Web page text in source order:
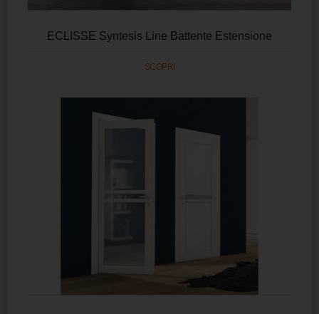
ECLISSE Syntesis Line Battente Estensione
SCOPRI